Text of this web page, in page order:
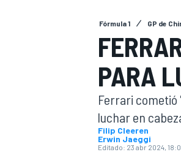
Fórmula 1 GP de
PARA
Ferrari cometió
luchar en
Filip Cleeren
Erwin Jaeggi
Editado: 23 abr 2024,